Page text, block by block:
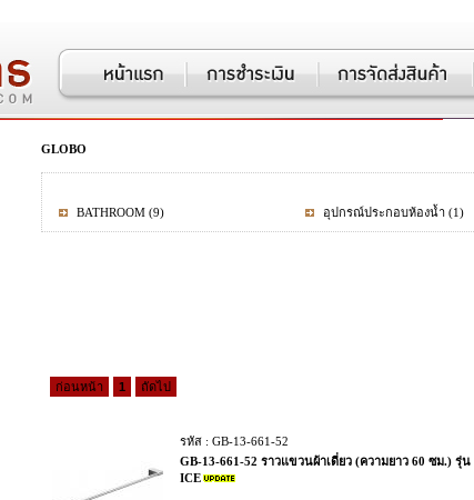
GLOBO
BATHROOM (9) อุปกรณ์ประกอบห้องน้ำ (1)
ก่อนหน้า 1 ถัดไป
รหัส : GB-13-661-52
GB-13-661-52 ราวแขวนผ้าเดี่ยว (ความยาว 60 ซม.) รุ่น
ICE